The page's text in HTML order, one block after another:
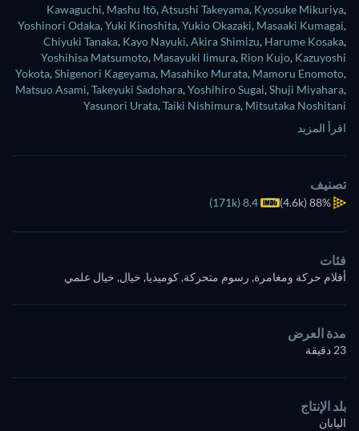
Kawaguchi, Mashu Itō,Atsushi Takeyama, Kyosuke Mikuriya,
Yoshinori Odaka,Yuki Kinoshita,Yukio Okazaki, Masaaki Kumagai,
Chiyuki Tanaka, Kayo Nayuki,Akira Shimizu, Harume Kosaka,
Yoshihisa Matsumoto, Masayuki Iimura, Rion Kujo, Kazuyoshi
Yokota,Shigenori Kageyama, Masahiko Murata, Mamoru Enomoto,
Matsuo Asami,Takeyuki Sadohara,Yoshihiro Sugai,Shuji Miyahara,
Yasunori Urata,Taiki Nishimura, Mitsutaka Noshitani
اقرأ المزيد
تصنيف
88%
(4.6k)
8.4 (171k)
فئات
أفلام حركة ومغامرة, رسوم متحركة, كوميديا, خيال, خيال علمي
مدة العرض
23 دقيقة
بلد الإنتاج
اليابان